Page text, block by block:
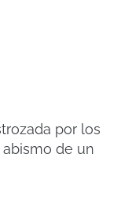
por los
de un